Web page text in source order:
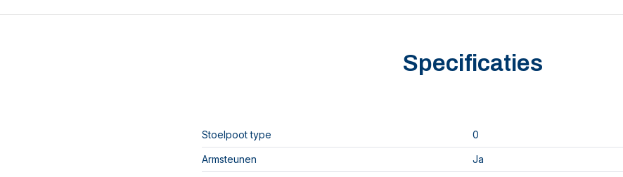
Specificaties
Stoelpoot type 0
Armsteunen Ja